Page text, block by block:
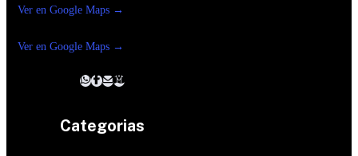
Ver en Google Maps →
Ver en Google Maps →
Categorias